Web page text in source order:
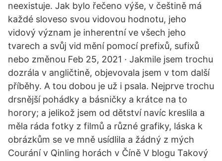
neexistuje. Jak bylo řečeno výše, v češtině má
každé sloveso svou vidovou hodnotu, jeho
vidový význam je inherentní ve všech jeho
tvarech a svůj vid mění pomocí prefixů, sufixů
nebo změnou Feb 25, 2021 · Jakmile jsem trochu
dozrála v angličtině, objevovala jsem v tom další
příběhy. A tou dobou je už i psala. Nejprve trochu
drsnější pohádky a básničky a krátce na to
horory; a jelikož jsem od dětství navíc kreslila a
měla ráda fotky z filmů a různé grafiky, láska k
obrázkům se ve mně usídlila a žádný z mých
Courání v Qinling horách v Číně V blogu Takový